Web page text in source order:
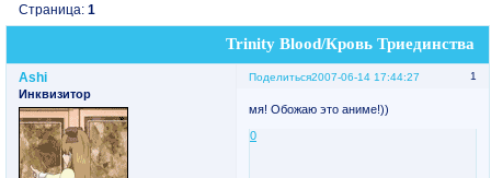
Trinity Blood/Кровь Триединства
Страница:1
Поделиться 1
2007-06-14 17:44:27
Ashi
Инквизитор
мя! Обожаю это аниме!))
0